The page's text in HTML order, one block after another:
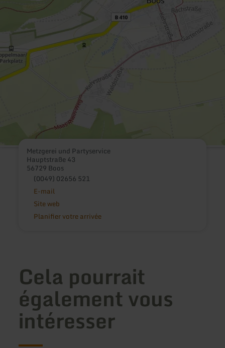
Metzgerei und Partyservice
Hauptstraße 43
56729 Boos
(0049) 02656 521
E-mail
Site web
Planifier votre arrivée
Cela pourrait
également vous
intéresser